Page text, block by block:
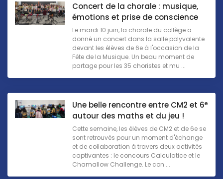
Concert de la chorale : musique,
émotions et prise de conscience
Le mardi 10 juin, la chorale du collège a
donné un concert dans la salle polyvalente
devant les élèves de 6e à l'occasion de la
Fête de la Musique. Un beau moment de
partage pour les 35 choristes et mu ...
Une belle rencontre entre CM2 et 6e
autour des maths et du jeu !
Cette semaine, les élèves de CM2 et de 6e se
sont retrouvés pour un moment d'échange
et de collaboration à travers deux activités
captivantes : le concours Calculatice et le
Chamallow Challenge. Le con ...